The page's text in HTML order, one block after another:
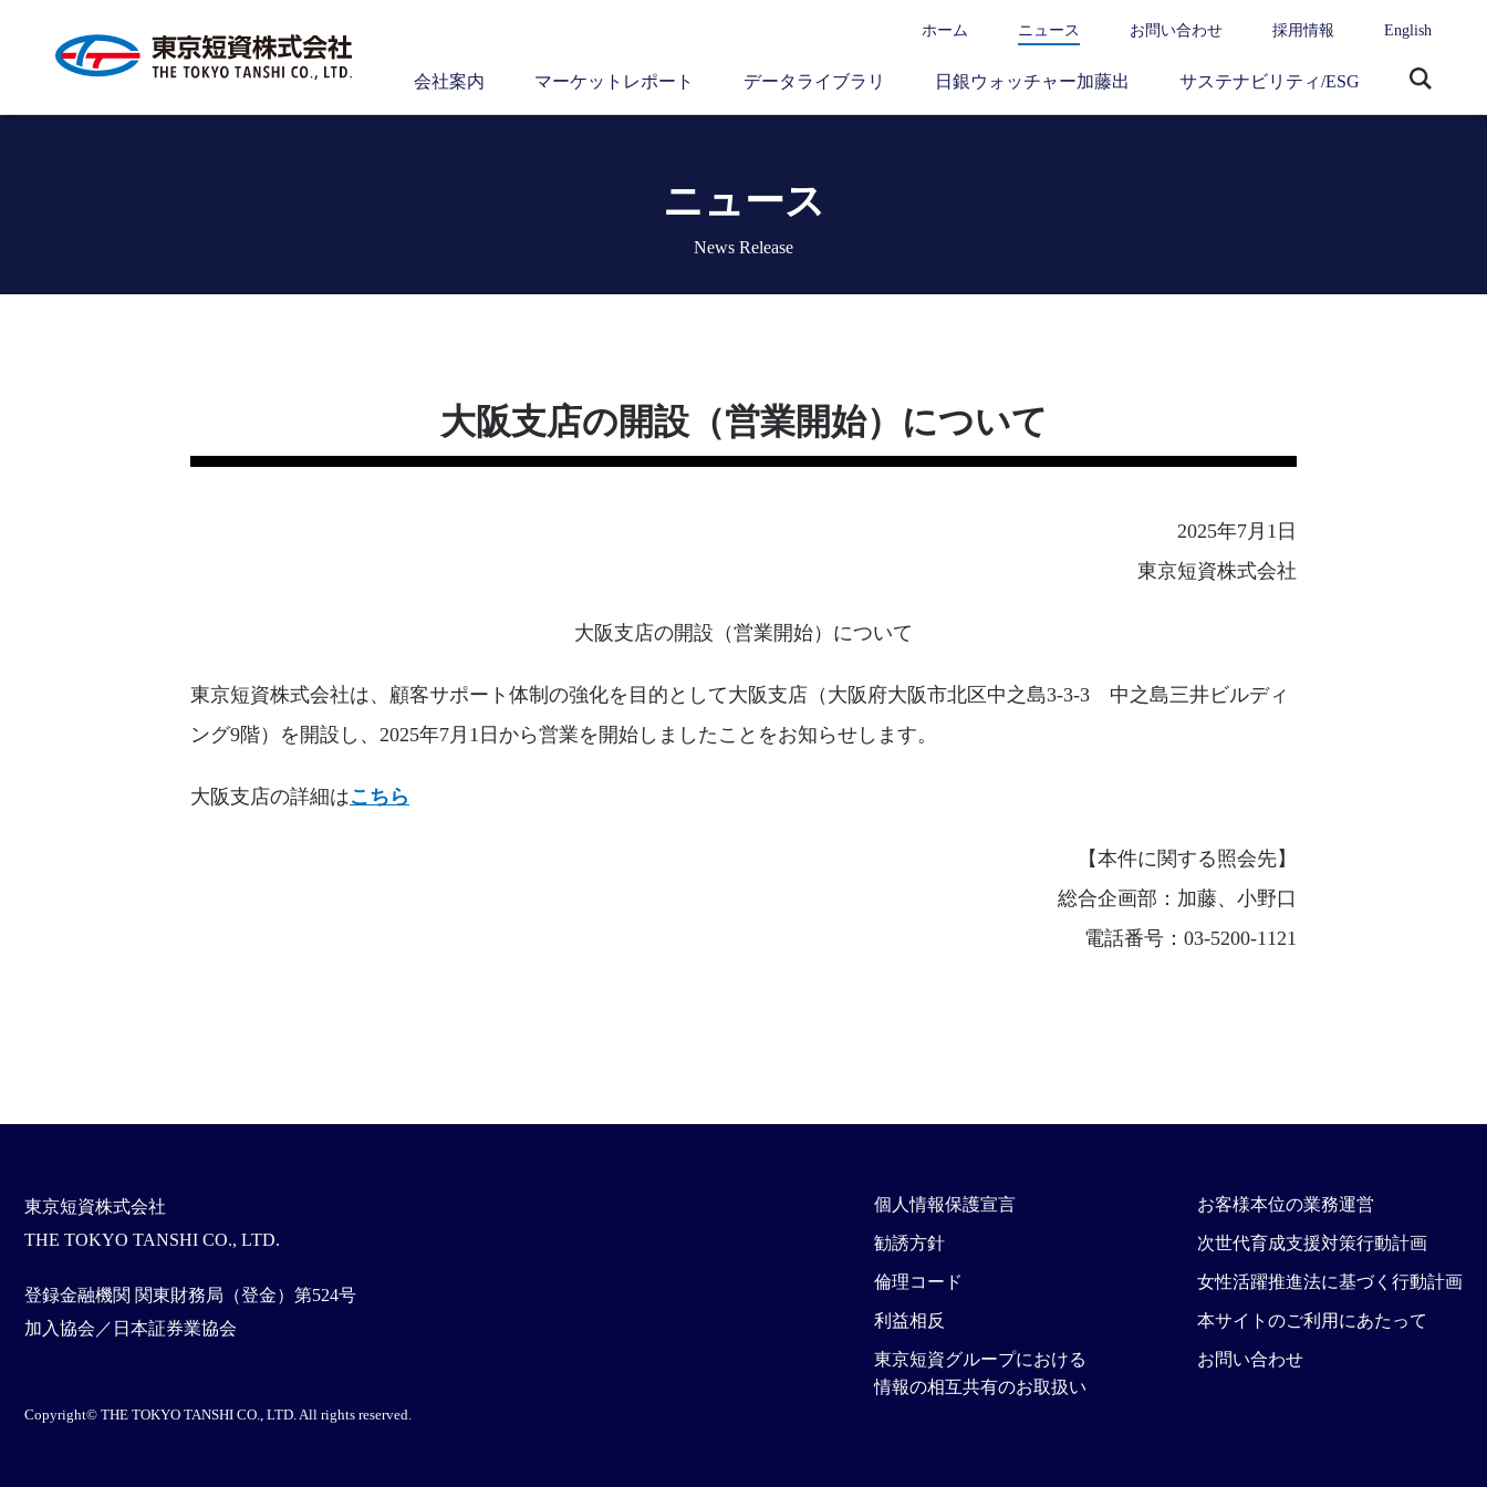
ホーム ニュース お問い合わせ 採用情報 English
会社案内 マーケットレポート データライブラリ 日銀ウォッチャー加藤出 サステナビリティ/ESG
ニュース
News Release
大阪支店の開設（営業開始）について
2025年7月1日
東京短資株式会社
大阪支店の開設（営業開始）について
東京短資株式会社は、顧客サポート体制の強化を目的として大阪支店（大阪府大阪市北区中之島3-3-3 中之島三井ビルディ
ング9階）を開設し、2025年7月1日から営業を開始しましたことをお知らせします。
大阪支店の詳細はこちら
【本件に関する照会先】
総合企画部：加藤、小野口
電話番号：03-5200-1121
東京短資株式会社
THE TOKYO TANSHI CO., LTD.
登録金融機関 関東財務局（登金）第524号
加入協会／日本証券業協会
個人情報保護宣言
勧誘方針
倫理コード
利益相反
東京短資グループにおける
情報の相互共有のお取扱い
お客様本位の業務運営
次世代育成支援対策行動計画
女性活躍推進法に基づく行動計画
本サイトのご利用にあたって
お問い合わせ
Copyright© THE TOKYO TANSHI CO., LTD. All rights reserved.